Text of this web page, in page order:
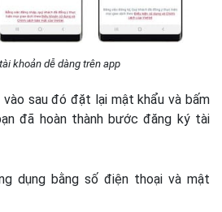
khoản dễ dàng trên app
vào sau đó đặt lại mật khẩu và bấm
đã hoàn thành bước đăng ký tài
dụng bằng số điện thoại và mật